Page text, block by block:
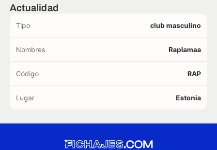
Actualidad
Tipo club masculino
Nombres Raplamaa
Código RAP
Lugar Estonia